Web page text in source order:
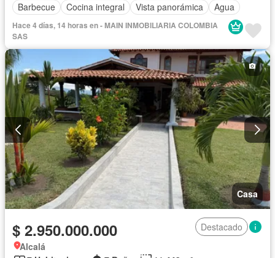
Barbecue
Cocina integral Vista panorámica Agua
Hace 4 días, 14 horas en - MAIN INMOBILIARIA COLOMBIA
SAS
Casa
$ 2.950.000.000
Destacado
Alcalá